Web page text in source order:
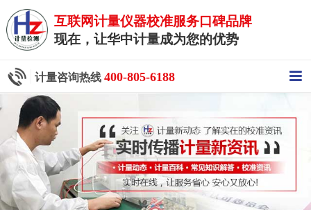
互联网计量仪器校准服务口碑品牌
现在，让华中计量成为您的优势
计量咨询热线 400-805-6188